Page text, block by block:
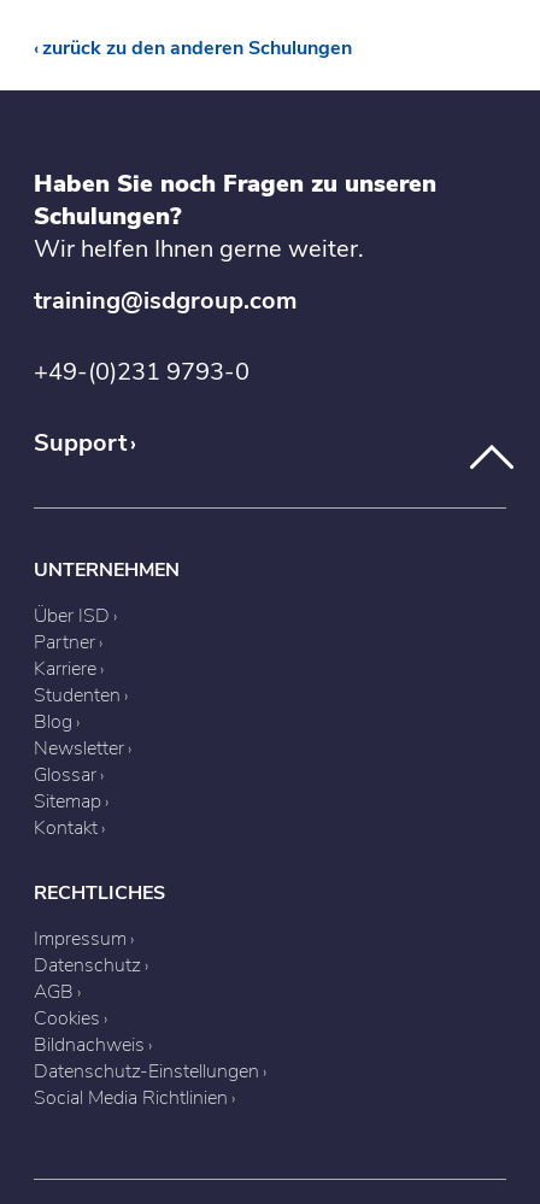
zurück zu den anderen Schulungen
Haben Sie noch Fragen zu unseren
Schulungen?
Wir helfen Ihnen gerne weiter.
training@isdgroup.com
+49-(0)231 9793-0
Support
UNTERNEHMEN
Über ISD
Partner
Karriere
Studenten
Blog
Newsletter
Glossar
Sitemap
Kontakt
RECHTLICHES
Impressum
Datenschutz
AGB
Cookies
Bildnachweis
Datenschutz-Einstellungen
Social Media Richtlinien